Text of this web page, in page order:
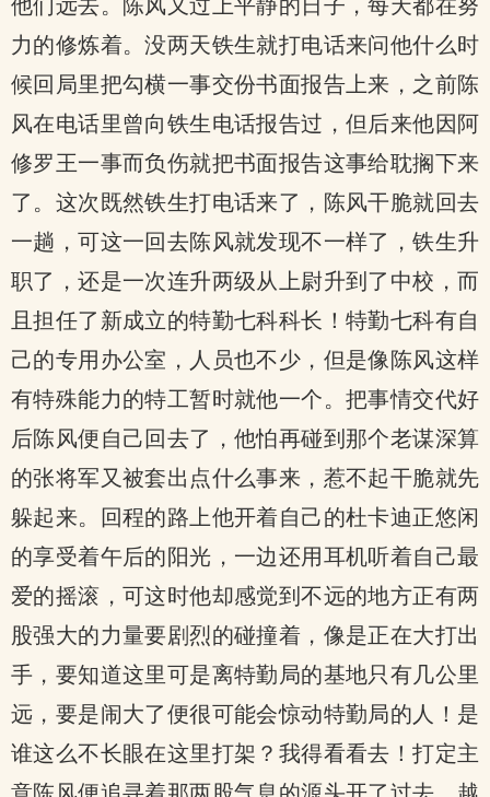
他们远去。陈风又过上平静的日子，每天都在努
力的修炼着。没两天铁生就打电话来问他什么时
候回局里把勾横一事交份书面报告上来，之前陈
风在电话里曾向铁生电话报告过，但后来他因阿
修罗王一事而负伤就把书面报告这事给耽搁下来
了。这次既然铁生打电话来了，陈风干脆就回去
一趟，可这一回去陈风就发现不一样了，铁生升
职了，还是一次连升两级从上尉升到了中校，而
且担任了新成立的特勤七科科长！特勤七科有自
己的专用办公室，人员也不少，但是像陈风这样
有特殊能力的特工暂时就他一个。把事情交代好
后陈风便自己回去了，他怕再碰到那个老谋深算
的张将军又被套出点什么事来，惹不起干脆就先
躲起来。回程的路上他开着自己的杜卡迪正悠闲
的享受着午后的阳光，一边还用耳机听着自己最
爱的摇滚，可这时他却感觉到不远的地方正有两
股强大的力量要剧烈的碰撞着，像是正在大打出
手，要知道这里可是离特勤局的基地只有几公里
远，要是闹大了便很可能会惊动特勤局的人！是
谁这么不长眼在这里打架？我得看看去！打定主